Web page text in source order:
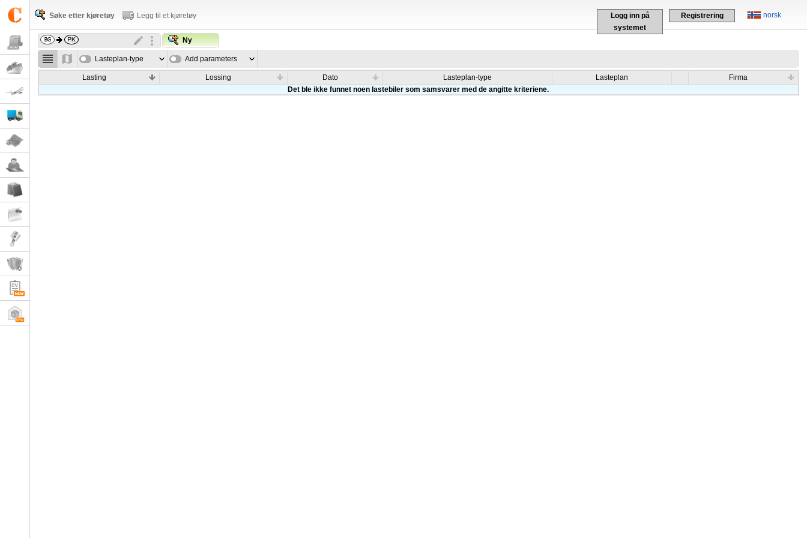
norsk
Logg inn på
systemet
Registrering
Søke etter kjøretøy Legg til et kjøretøy
Ny
Lasteplan-type Add parameters
Lasting Lossing Dato Lasteplan-type Lasteplan
Firma
Det ble ikke funnet noen lastebiler som samsvarer med de angitte kriteriene.